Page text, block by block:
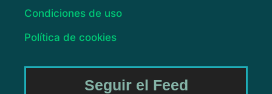
Condiciones de uso
Política de cookies
Seguir el Feed